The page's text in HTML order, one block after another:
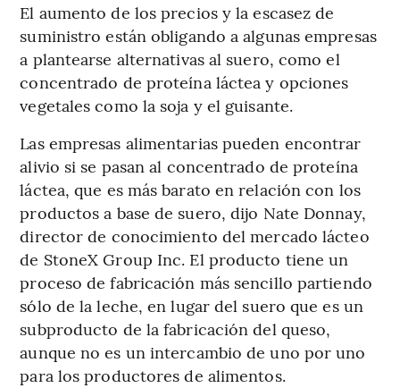
El aumento de los precios y la escasez de
suministro están obligando a algunas empresas
a plantearse alternativas al suero, como el
concentrado de proteína láctea y opciones
vegetales como la soja y el guisante.
Las empresas alimentarias pueden encontrar
alivio si se pasan al concentrado de proteína
láctea, que es más barato en relación con los
productos a base de suero, dijo Nate Donnay,
director de conocimiento del mercado lácteo
de StoneX Group Inc. El producto tiene un
proceso de fabricación más sencillo partiendo
sólo de la leche, en lugar del suero que es un
subproducto de la fabricación del queso,
aunque no es un intercambio de uno por uno
para los productores de alimentos.